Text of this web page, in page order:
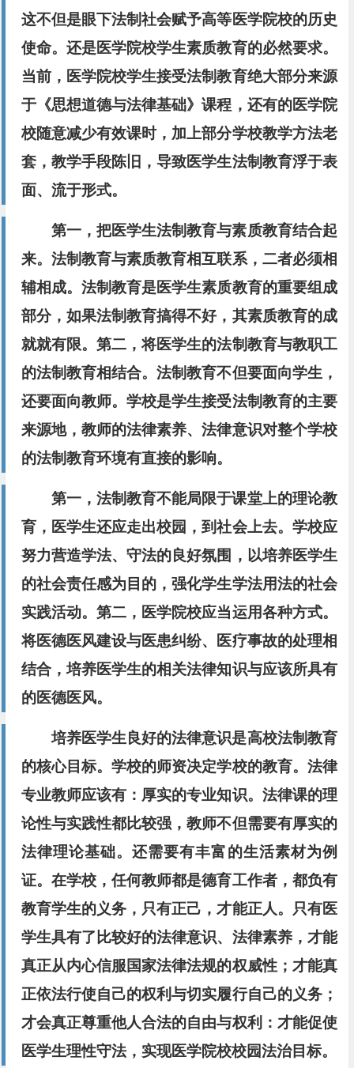
这不但是眼下法制社会赋予高等医学院校的历史
使命。还是医学院校学生素质教育的必然要求。
当前，医学院校学生接受法制教育绝大部分来源
于《思想道德与法律基础》课程，还有的医学院
校随意减少有效课时，加上部分学校教学方法老
套，教学手段陈旧，导致医学生法制教育浮于表
面、流于形式。
第一，把医学生法制教育与素质教育结合起
来。法制教育与素质教育相互联系，二者必须相
辅相成。法制教育是医学生素质教育的重要组成
部分，如果法制教育搞得不好，其素质教育的成
就就有限。第二，将医学生的法制教育与教职工
的法制教育相结合。法制教育不但要面向学生，
还要面向教师。学校是学生接受法制教育的主要
来源地，教师的法律素养、法律意识对整个学校
的法制教育环境有直接的影响。
第一，法制教育不能局限于课堂上的理论教
育，医学生还应走出校园，到社会上去。学校应
努力营造学法、守法的良好氛围，以培养医学生
的社会责任感为目的，强化学生学法用法的社会
实践活动。第二，医学院校应当运用各种方式。
将医德医风建设与医患纠纷、医疗事故的处理相
结合，培养医学生的相关法律知识与应该所具有
的医德医风。
培养医学生良好的法律意识是高校法制教育
的核心目标。学校的师资决定学校的教育。法律
专业教师应该有：厚实的专业知识。法律课的理
论性与实践性都比较强，教师不但需要有厚实的
法律理论基础。还需要有丰富的生活素材为例
证。在学校，任何教师都是德育工作者，都负有
教育学生的义务，只有正己，才能正人。只有医
学生具有了比较好的法律意识、法律素养，才能
真正从内心信服国家法律法规的权威性；才能真
正依法行使自己的权利与切实履行自己的义务；
才会真正尊重他人合法的自由与权利：才能促使
医学生理性守法，实现医学院校校园法治目标。